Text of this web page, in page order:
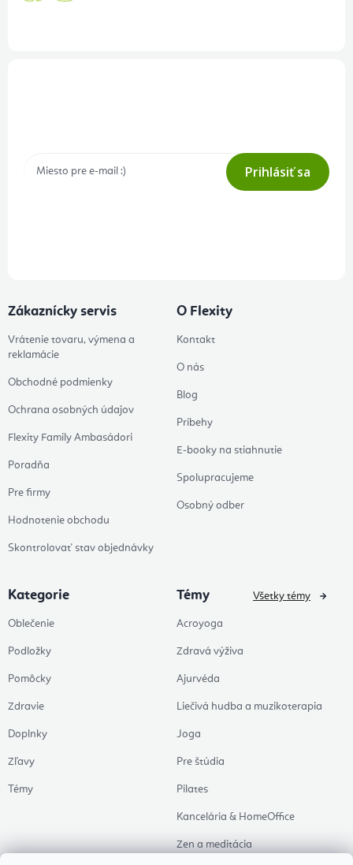
Prihlásiť sa
Zákaznícky servis
Vrátenie tovaru, výmena a
reklamácie
Obchodné podmienky
Ochrana osobných údajov
Flexity Family Ambasádori
Poradňa
Pre firmy
Hodnotenie obchodu
Skontrolovať stav objednávky
O Flexity
Kontakt
O nás
Blog
Príbehy
E-booky na stiahnutie
Spolupracujeme
Osobný odber
Kategorie
Oblečenie
Podložky
Pomôcky
Zdravie
Doplnky
Zľavy
Témy
Témy
Acroyoga
Zdravá výživa
Ajurvéda
Liečivá hudba a muzikoterapia
Joga
Pre štúdia
Pilates
Kancelária & HomeOffice
Zen a meditácia
Všetky témy